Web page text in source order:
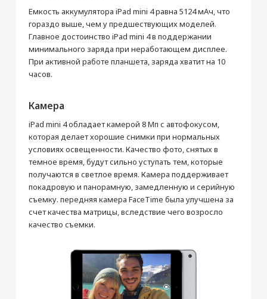
Емкость аккумулятора iPad mini 4 равна 5124 мАч, что
гораздо выше, чем у предшествующих моделей.
Главное достоинство iPad mini 4 в поддержании
минимального заряда при неработающем дисплее.
При активной работе планшета, заряда хватит на 10
часов.
Камера
iPad mini 4 обладает камерой 8 Мп с автофокусом,
которая делает хорошие снимки при нормальных
условиях освещенности. Качество фото, снятых в
темное время, будут сильно уступать тем, которые
получаются в светлое время. Камера поддерживает
покадровую и панорамную, замедленную и серийную
съемку. передняя камера FaceTime была улучшена за
счет качества матрицы, вследствие чего возросло
качество съемки.
Температура при хранении
от –20°C до 45 °C
Относительная
влажность
от 5% до 95%
без конденсации
Высота при эксплуатации
протестировано до 3000 м
Местоположение
Поддержка ГЛОНАСС